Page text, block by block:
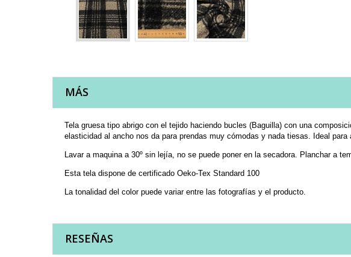
MÁS
Tela gruesa tipo abrigo con el tejido haciendo bucles (Baguilla) con una
elasticidad al ancho nos da para prendas muy cómodas y nada tiesas. Ideal
Lavar a maquina a 30º sin lejía, no se puede poner en la secadora. Planchar a
Esta tela dispone de certificado Oeko-Tex Standard 100
La tonalidad del color puede variar entre las fotografías y el producto.
RESEÑAS